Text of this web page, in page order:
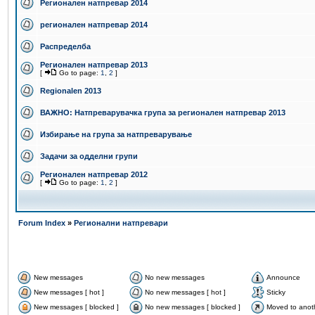
Регионален натпревар 2014
регионален натпревар 2014
Распределба
Регионален натпревар 2013
[ Go to page: 1 2 ]
Regionalen 2013
ВАЖНО: Натпреварувачка група за регионален натпревар 2013
Избирање на група за натпреварување
Задачи за одделни групи
Регионален натпревар 2012
[ Go to page: 1 2 ]
Forum Index » Регионални натпревари
New messages No new messages
Announce
New messages [ hot ]
No new messages [ hot ]
Sticky
New messages [ blocked ]
No new messages [ blocked ] Moved to